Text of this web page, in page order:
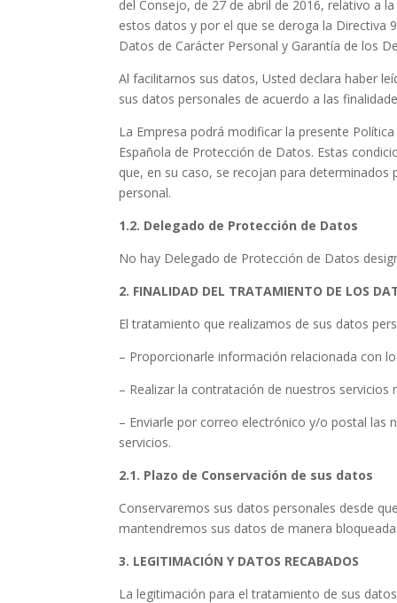
del Consejo, de 27 de abril de 2016, relativo a
estos datos y por el que se deroga la Directiva
Datos de Carácter Personal y Garantía de los
Al facilitarnos sus datos, Usted declara haber
sus datos personales de acuerdo a las
La Empresa podrá modificar la presente
Española de Protección de Datos. Estas
que, en su caso, se recojan para
personal.
1.2. Delegado de Protección de Datos
No hay Delegado de Protección de Datos
2. FINALIDAD DEL TRATAMIENTO DE LOS
El tratamiento que realizamos de sus datos
– Proporcionarle información relacionada con
– Realizar la contratación de nuestros
– Enviarle por correo electrónico y/o postal las
servicios.
2.1. Plazo de Conservación de sus datos
Conservaremos sus datos personales desde
mantendremos sus datos de manera
3. LEGITIMACIÓN Y DATOS RECABADOS
La legitimación para el tratamiento de sus